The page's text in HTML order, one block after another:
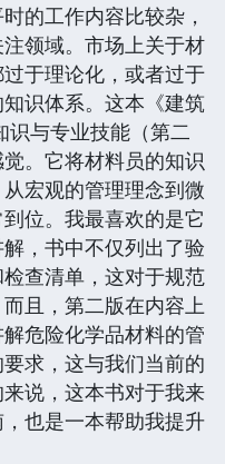
的工作内容比较杂，
领域。市场上关于材
于理论化，或者过于
识体系。这本《建筑
识与专业技能（第二
。它将材料员的知识
宏观的管理理念到微
位。我最喜欢的是它
，书中不仅列出了验
查清单，这对于规范
且，第二版在内容上
危险化学品材料的管
求，这与我们当前的
说，这本书对于我来
也是一本帮助我提升